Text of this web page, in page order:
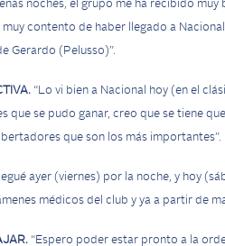
noches, el grupo me ha recibido muy
contento de haber llegado a
Gerardo (Pelusso)”.
“Lo vi bien a Nacional hoy (en el
que se pudo ganar, creo que se tiene
que son los más importantes”.
ayer (viernes) por la noche, y hoy
médicos del club y ya a partir de
“Espero poder estar pronto a la